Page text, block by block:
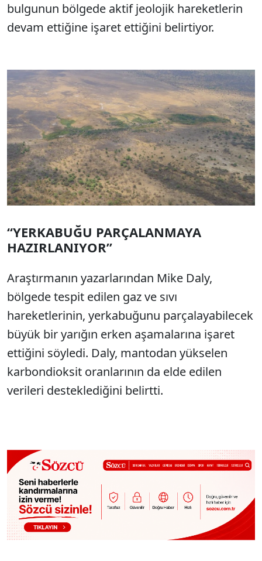
bulgunun bölgede aktif jeolojik hareketlerin
devam ettiğine işaret ettiğini belirtiyor.
“YERKABUĞU PARÇALANMAYA
HAZIRLANIYOR”
Araştırmanın yazarlarından Mike Daly,
bölgede tespit edilen gaz ve sıvı
hareketlerinin, yerkabuğunu parçalayabilecek
büyük bir yarığın erken aşamalarına işaret
ettiğini söyledi. Daly, mantodan yükselen
karbondioksit oranlarının da elde edilen
verileri desteklediğini belirtti.